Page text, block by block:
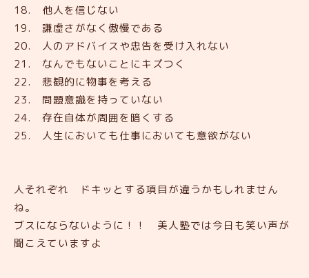
18. 他人を信じない
19. 謙虚さがなく傲慢である
20. 人のアドバイスや忠告を受け入れない
21. なんでもないことにキズつく
22. 悲観的に物事を考える
23. 問題意識を持っていない
24. 存在自体が周囲を暗くする
25. 人生においても仕事においても意欲がない
人それぞれ ドキッとする項目が違うかもしれません
ね。
ブスにならないように！！ 美人塾では今日も笑い声が
聞こえていますよ